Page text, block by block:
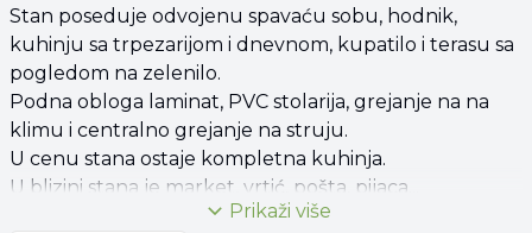
Stan poseduje odvojenu spavaću sobu, hodnik,
kuhinju sa trpezarijom i dnevnom, kupatilo i terasu sa
pogledom na zelenilo.
Podna obloga laminat, PVC stolarija, grejanje na na
klimu i centralno grejanje na struju.
U cenu stana ostaje kompletna kuhinja.
U blizini stana je market, vrtić, pošta, pijaca...
Prikaži više